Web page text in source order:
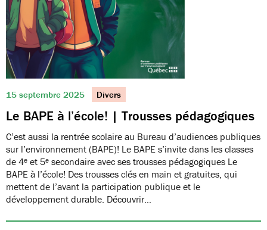
15 septembre 2025 Divers
Le BAPE à l’école! | Trousses pédagogiques
C’est aussi la rentrée scolaire au Bureau d’audiences publiques
sur l’environnement (BAPE)! Le BAPE s’invite dans les classes
de 4ᵉ et 5ᵉ secondaire avec ses trousses pédagogiques Le
BAPE à l’école! Des trousses clés en main et gratuites, qui
mettent de l’avant la participation publique et le
développement durable. Découvrir…